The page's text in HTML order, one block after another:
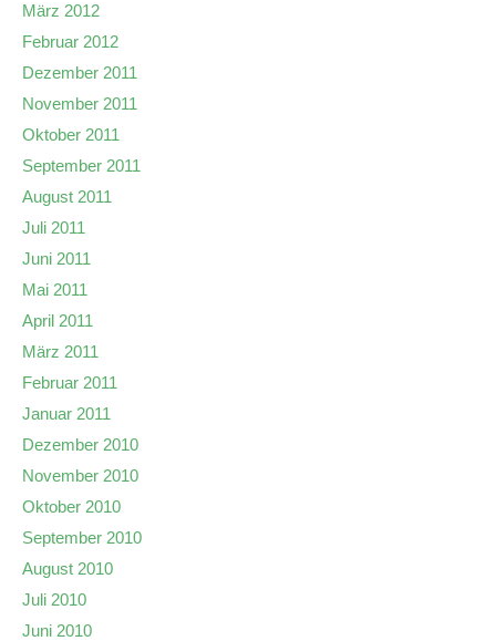
März 2012
Februar 2012
Dezember 2011
November 2011
Oktober 2011
September 2011
August 2011
Juli 2011
Juni 2011
Mai 2011
April 2011
März 2011
Februar 2011
Januar 2011
Dezember 2010
November 2010
Oktober 2010
September 2010
August 2010
Juli 2010
Juni 2010